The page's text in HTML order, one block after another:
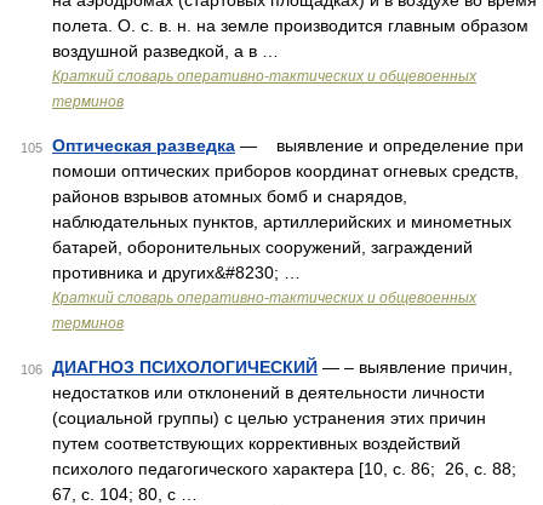
полета. О. с. в. н. на земле производится главным образом
воздушной разведкой, а в …
Краткий словарь оперативно-тактических и общевоенных
терминов
105 Оптическая разведка — выявление и определение при
помоши оптических приборов координат огневых средств,
районов взрывов атомных бомб и снарядов,
наблюдательных пунктов, артиллерийских и минометных
батарей, оборонительных сооружений, заграждений
противника и других&#8230; …
Краткий словарь оперативно-тактических и общевоенных
терминов
106 ДИАГНОЗ ПСИХОЛОГИЧЕСКИЙ — – выявление причин,
недостатков или отклонений в деятельности личности
(социальной группы) с целью устранения этих причин
путем соответствующих коррективных воздействий
психолого педагогического характера [10, c. 86; 26, c. 88;
67, c. 104; 80, c …